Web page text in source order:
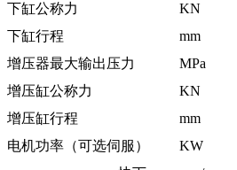
下缸公称力
KN
下缸行程
mm
增压器最大输出压力
MPa
增压缸公称力
KN
增压缸行程
mm
电机功率（可选伺服）
KW